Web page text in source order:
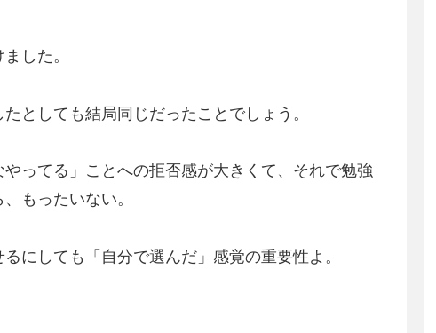
した。
としても結局同じだったことでしょう。
ってる」ことへの拒否感が大きくて、それで勉強
もったいない。
にしても「自分で選んだ」感覚の重要性よ。